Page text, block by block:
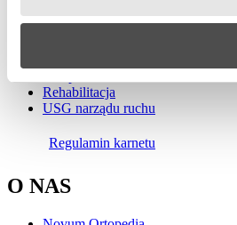
Rehabilitacja
USG narządu ruchu
Regulamin karnetu
O NAS